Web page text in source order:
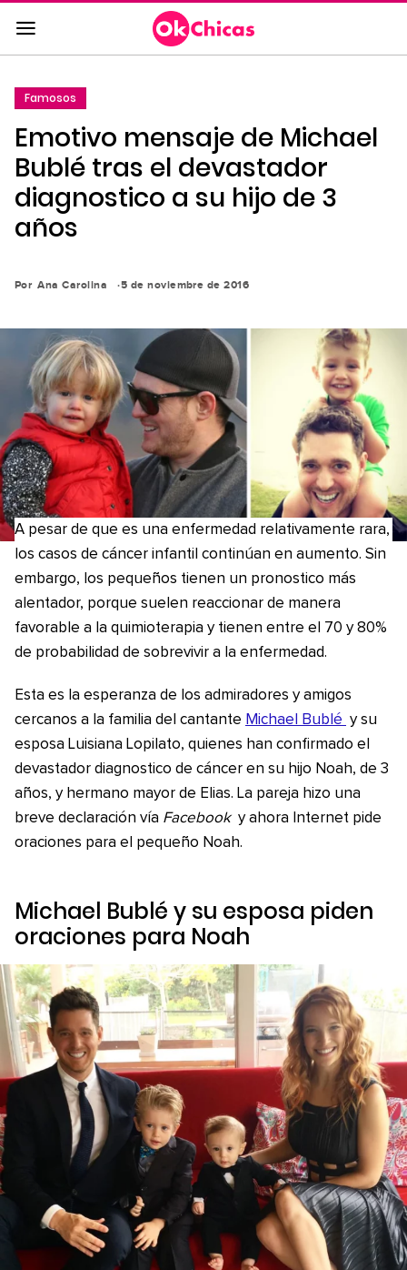
Saltar
al
contenido
a
la
navegación
principal
Famosos
Emotivo mensaje de Michael
Bublé tras el devastador
diagnostico a su hijo de 3
años
Por Ana Carolina 5 de noviembre de 2016
A pesar de que es una enfermedad relativamente rara,
los casos de cáncer infantil continúan en aumento. Sin
embargo, los pequeños tienen un pronostico más
alentador, porque suelen reaccionar de manera
favorable a la quimioterapia y tienen entre el 70 y 80%
de probabilidad de sobrevivir a la enfermedad.
Esta es la esperanza de los admiradores y amigos
cercanos a la familia del cantante Michael Bublé y su
esposa Luisiana Lopilato, quienes han confirmado el
devastador diagnostico de cáncer en su hijo Noah, de 3
años, y hermano mayor de Elias. La pareja hizo una
breve declaración vía Facebook y ahora Internet pide
oraciones para el pequeño Noah.
Michael Bublé y su esposa piden
oraciones para Noah